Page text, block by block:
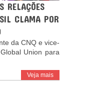
RELAÇÕES
CLAMA POR
da CNQ e vice-
Union para
Veja mais